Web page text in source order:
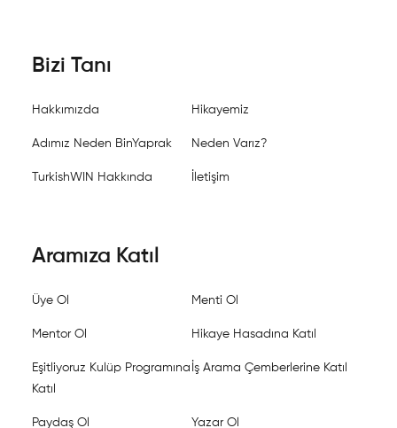
Bizi Tanı
Hakkımızda Hikayemiz
Adımız Neden BinYaprak Neden Varız?
TurkishWIN Hakkında İletişim
Aramıza Katıl
Üye Ol Menti Ol
Mentor Ol Hikaye Hasadına Katıl
Eşitliyoruz Kulüp Programına
Katıl
İş Arama Çemberlerine Katıl
Paydaş Ol Yazar Ol